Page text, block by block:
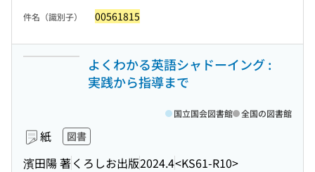
件名（識別子） 00561815
よくわかる英語シャドーイング :
実践から指導まで
紙 図書
濱田陽 著くろしお出版2024.4<KS61-R10>
国立国会図書館 全国の図書館